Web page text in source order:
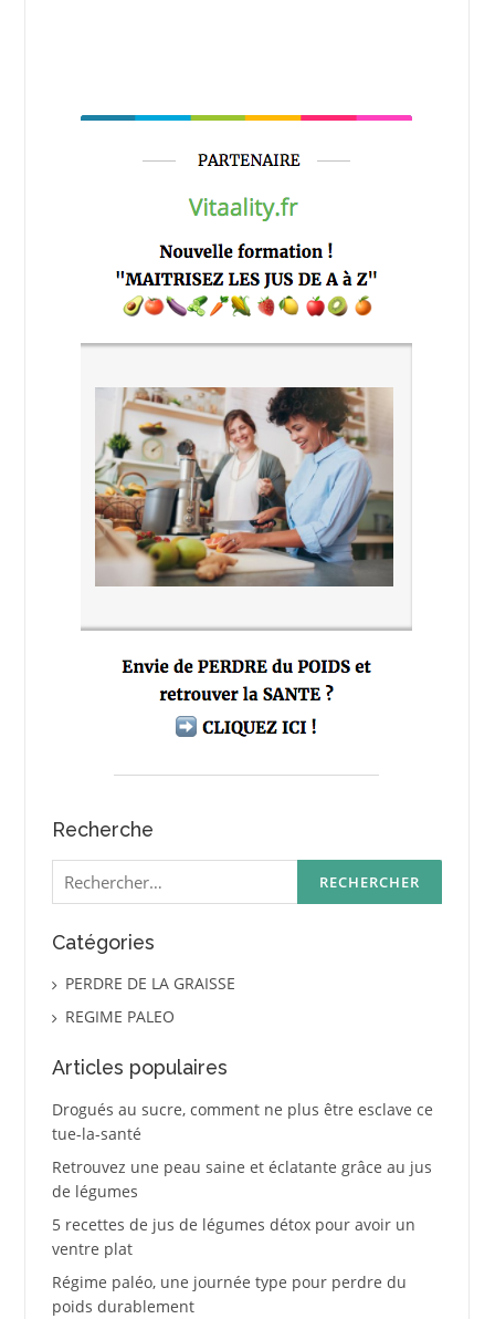
Recherche
Rechercher :
Catégories
PERDRE DE LA GRAISSE
REGIME PALEO
Articles populaires
Drogués au sucre, comment ne plus être esclave ce
tue-la-santé
Retrouvez une peau saine et éclatante grâce au jus
de légumes
5 recettes de jus de légumes détox pour avoir un
ventre plat
Régime paléo, une journée type pour perdre du
poids durablement